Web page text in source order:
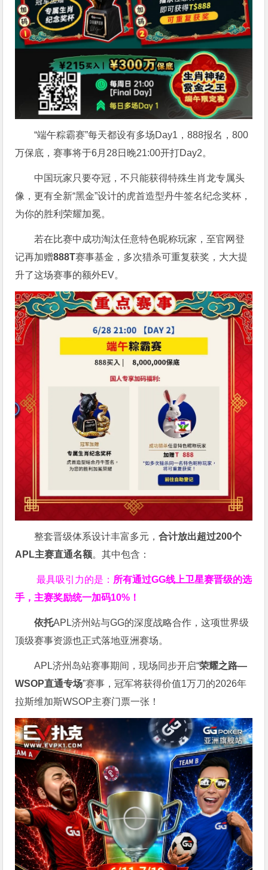
“端午粽霸赛”每天都设有多场Day1，888报名，800
万保底，赛事将于6月28日晚21:00开打Day2。
中国玩家只要夺冠，不只能获得特殊生肖龙专属头
像，更有全新“黑金”设计的虎首造型丹牛签名纪念奖杯，
为你的胜利荣耀加冕。
若在比赛中成功淘汰任意特色昵称玩家，至官网登
记再加赠888T赛事基金，多次猎杀可重复获奖，大大提
升了这场赛事的额外EV。
整套晋级体系设计丰富多元，合计放出超过200个
APL主赛直通名额。其中包含：
最具吸引力的是： 所有通过GG线上卫星赛晋级的选
手，主赛奖励统一加码10% ！
依托APL济州站与GG的深度战略合作，这项世界级
顶级赛事资源也正式落地亚洲赛场。
APL济州岛站赛事期间，现场同步开启“荣耀之路—
WSOP直通专场”赛事，冠军将获得价值1万刀的2026年
拉斯维加斯WSOP主赛门票一张！